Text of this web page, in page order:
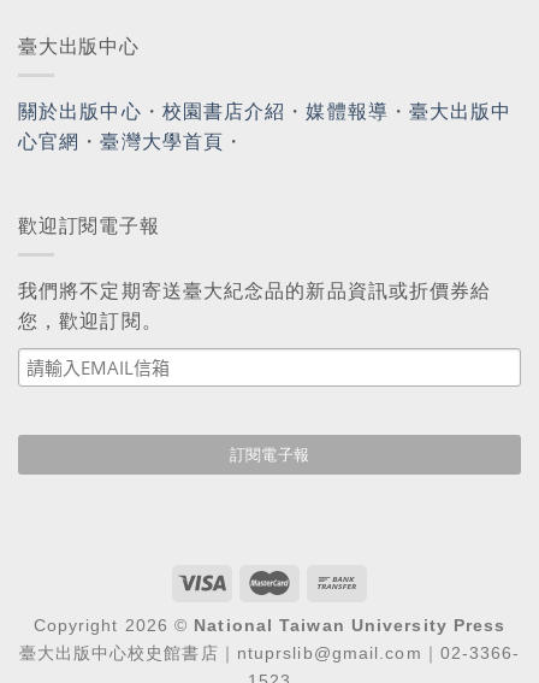
臺大出版中心
關於出版中心 ・ 校園書店介紹 ・媒體報導 ・ 臺大出版中
心官網 ・臺灣大學首頁 ・
歡迎訂閱電子報
我們將不定期寄送臺大紀念品的新品資訊或折價券給
您，歡迎訂閱。
Copyright 2026 © National Taiwan University Press
臺大出版中心校史館書店｜ntuprslib@gmail.com｜02-3366-